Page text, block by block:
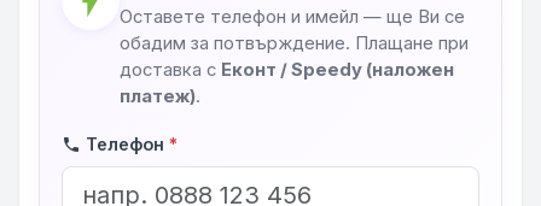
Оставете телефон и имейл — ще Ви се
обадим за потвърждение. Плащане при
доставка с Еконт / Speedy (наложен
платеж).
phone Телефон *